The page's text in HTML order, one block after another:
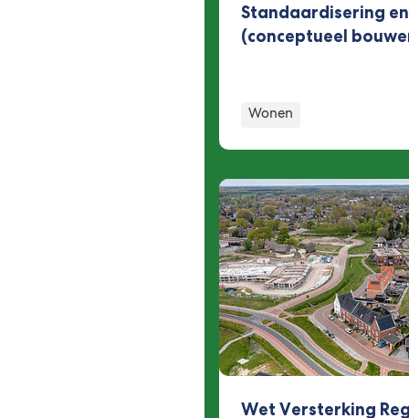
Standaardisering
(conceptueel
Wonen
Wet Versterking